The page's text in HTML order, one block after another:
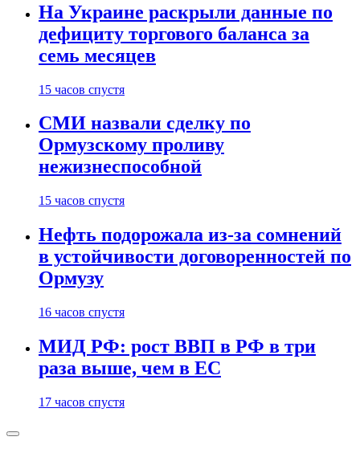
На Украине раскрыли данные по
дефициту торгового баланса за
семь месяцев
15 часов спустя
СМИ назвали сделку по
Ормузскому проливу
нежизнеспособной
15 часов спустя
Нефть подорожала из-за сомнений
в устойчивости договоренностей по
Ормузу
16 часов спустя
МИД РФ: рост ВВП в РФ в три
раза выше, чем в ЕС
17 часов спустя